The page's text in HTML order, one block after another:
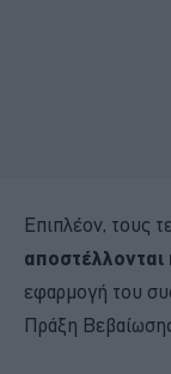
Επιπλέον, τους
αποστέλλονται
εφαρμογή του
Πράξη